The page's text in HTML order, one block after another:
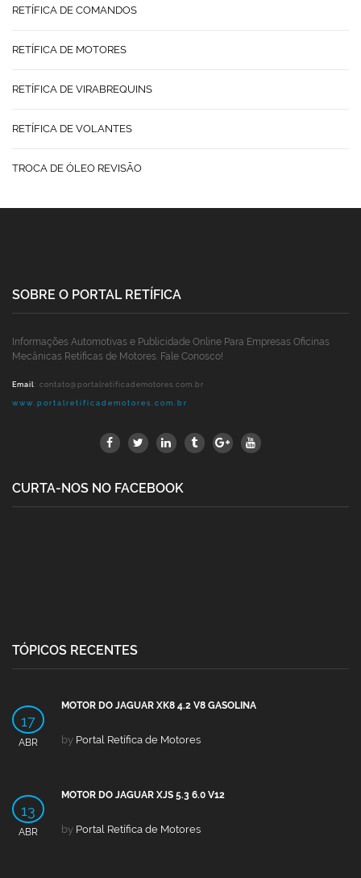
RETÍFICA DE COMANDOS
RETÍFICA DE MOTORES
RETÍFICA DE VIRABREQUINS
RETÍFICA DE VOLANTES
TROCA DE ÓLEO REVISÃO
SOBRE O PORTAL RETÍFICA
Informações Automotivas e Publicidade Online Para Empresas Oficinas
Mecânicas Retíficas de Motores. Fale Conosco!
Email: contato@portalretificademotores.com.br
www.portalretificademotores.com.br
CURTA-NOS NO FACEBOOK
TÓPICOS RECENTES
17
ABR
MOTOR DO JAGUAR XK8 4.2 V8 GASOLINA
by Portal Retífica de Motores
13
ABR
MOTOR DO JAGUAR XJS 5.3 6.0 V12
by Portal Retífica de Motores